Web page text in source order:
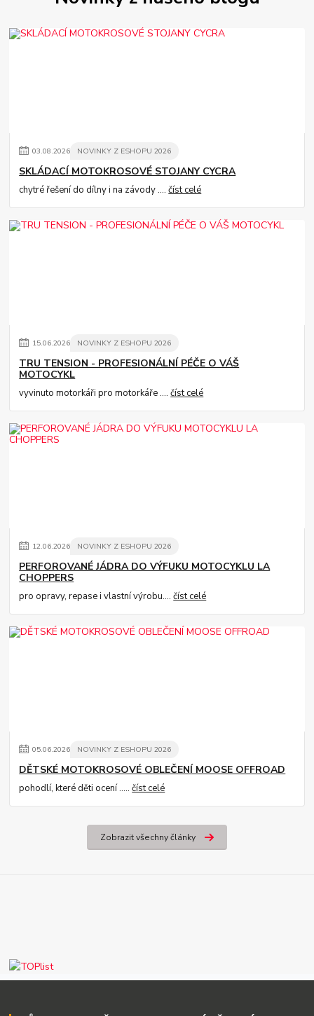
03.08.2026 NOVINKY Z ESHOPU 2026
SKLÁDACÍ MOTOKROSOVÉ STOJANY CYCRA
chytré řešení do dílny i na závody ....číst celé
15.06.2026 NOVINKY Z ESHOPU 2026
TRU TENSION - PROFESIONÁLNÍ PÉČE O VÁŠ
MOTOCYKL
vyvinuto motorkáři pro motorkáře ....číst celé
12.06.2026 NOVINKY Z ESHOPU 2026
PERFOROVANÉ JÁDRA DO VÝFUKU MOTOCYKLU LA
CHOPPERS
pro opravy, repase i vlastní výrobu....číst celé
05.06.2026 NOVINKY Z ESHOPU 2026
DĚTSKÉ MOTOKROSOVÉ OBLEČENÍ MOOSE OFFROAD
pohodlí, které děti ocení .....číst celé
Zobrazit všechny články